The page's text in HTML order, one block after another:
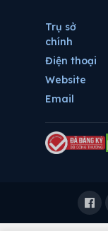
Trụ sở
chính
Điện thoại
Website
Email